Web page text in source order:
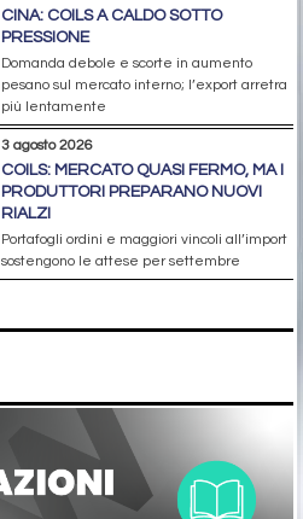
CINA: COILS A CALDO SOTTO
PRESSIONE
Domanda debole e scorte in aumento
pesano sul mercato interno; l’export arretra
più lentamente
3 agosto 2026
COILS: MERCATO QUASI FERMO, MA I
PRODUTTORI PREPARANO NUOVI
RIALZI
Portafogli ordini e maggiori vincoli all’import
sostengono le attese per settembre